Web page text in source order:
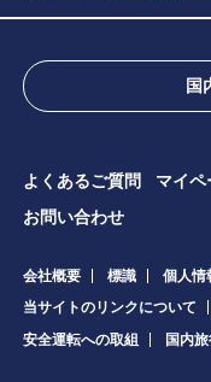
国
よくあるご質問
マイペ
お問い合わせ
会社概要 標識
個人情
当サイトのリンクについて
安全運転への取組
国内